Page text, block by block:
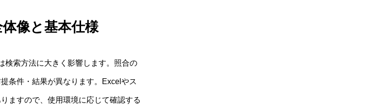
像と基本仕様
検索方法に大きく影響します。照合の
条件・結果が異なります。Excelやス
ますので、使用環境に応じて確認する